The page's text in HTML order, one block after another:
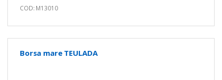
COD: M13010
Borsa mare TEULADA